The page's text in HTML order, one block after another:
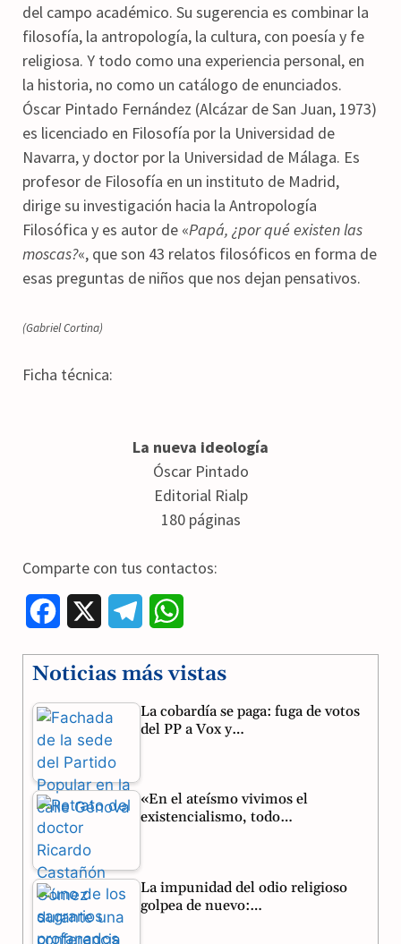
del campo académico. Su sugerencia es combinar la
filosofía, la antropología, la cultura, con poesía y fe
religiosa. Y todo como una experiencia personal, en
la historia, no como un catálogo de enunciados.
Óscar Pintado Fernández (Alcázar de San Juan, 1973)
es licenciado en Filosofía por la Universidad de
Navarra, y doctor por la Universidad de Málaga. Es
profesor de Filosofía en un instituto de Madrid,
dirige su investigación hacia la Antropología
Filosófica y es autor de «Papá, ¿por qué existen las
moscas?«, que son 43 relatos filosóficos en forma de
esas preguntas de niños que nos dejan pensativos.
(Gabriel Cortina)
Ficha técnica:
La nueva ideología
Óscar Pintado
Editorial Rialp
180 páginas
Comparte con tus contactos:
c
e
b
o
o
k
l
e
a
a
t
p
Noticias más vistas
La cobardía se paga: fuga de votos
del PP a Vox y…
«En el ateísmo vivimos el
existencialismo, todo…
La impunidad del odio religioso
golpea de nuevo:…